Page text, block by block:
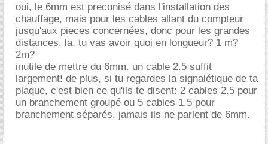
oui, le 6mm est preconisé dans l'installation des
chauffage, mais pour les cables allant du compteur
jusqu'aux pieces concernées, donc pour les grandes
distances. la, tu vas avoir quoi en longueur? 1 m?
2m?
inutile de mettre du 6mm. un cable 2.5 suffit
largement! de plus, si tu regardes la signalétique de ta
plaque, c'est bien ce qu'ils te disent: 2 cables 2.5 pour
un branchement groupé ou 5 cables 1.5 pour
branchement séparés. jamais ils ne parlent de 6mm.